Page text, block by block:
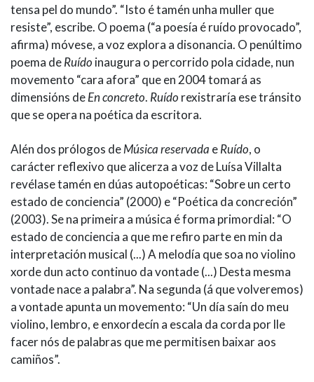
tensa pel do mundo”. “Isto é tamén unha muller que
resiste”, escribe. O poema (“a poesía é ruído provocado”,
afirma) móvese, a voz explora a disonancia. O penúltimo
poema deRuído inaugura o percorrido pola cidade, nun
movemento “cara afora” que en 2004 tomará as
dimensións deEn concreto. Ruído rexistraría ese tránsito
que se opera na poética da escritora.
Alén dos prólogos deMúsica reservada eRuído, o
carácter reflexivo que alicerza a voz de Luísa Villalta
revélase tamén en dúas autopoéticas: “Sobre un certo
estado de conciencia” (2000) e “Poética da concreción”
(2003). Se na primeira a música é forma primordial: “O
estado de conciencia a que me refiro parte en min da
interpretación musical (...) A melodía que soa no violino
xorde dun acto continuo da vontade (...) Desta mesma
vontade nace a palabra”. Na segunda (á que volveremos)
a vontade apunta un movemento: “Un día saín do meu
violino, lembro, e enxordecín a escala da corda por lle
facer nós de palabras que me permitisen baixar aos
camiños”.